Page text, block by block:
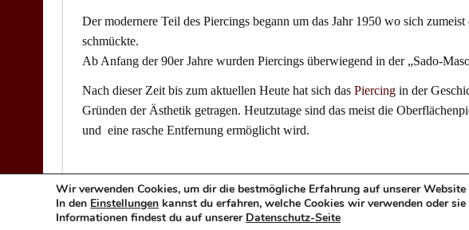
Der modernere Teil des Piercings begann um das Jahr 1950 wo sich
schmückte.
Ab Anfang der 90er Jahre wurden Piercings überwiegend in der „Sado-
Nach dieser Zeit bis zum aktuellen Heute hat sich das Piercingin der
Gründen der Ästhetik getragen. Heutzutage sind das meist die
und eine rasche Entfernung ermöglicht wird.
Impressum Datenschutz
Wir verwenden Cookies, um dir die bestmögliche Erfahrung auf unserer Website
In den Einstellungen kannst du erfahren, welche Cookies wir verwenden oder
Informationen findest du auf unserer Datenschutz-Seite